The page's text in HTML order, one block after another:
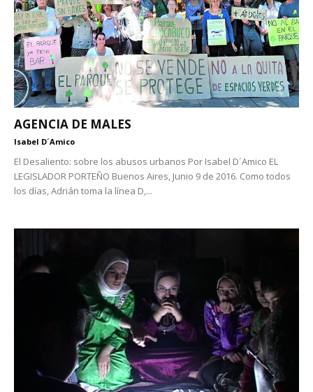
AGENCIA DE MALES
Isabel D´Amico
El Desaliento: sobre los abusos urbanos Por Isabel D´Amico EL
LEGISLADOR PORTEÑO Buenos Aires, Junio 9 de 2016. Como todos
los días, Adrián toma la línea D,...